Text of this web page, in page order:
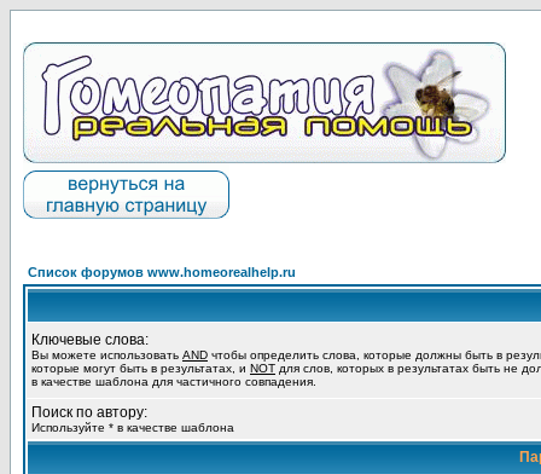
Список форумов www.homeorealhelp.ru
Ключевые слова:
Вы можете использовать AND чтобы определить слова, которые должны быть в
которые могут быть в результатах, и NOT для слов, которых в результатах быть не
в качестве шаблона для частичного совпадения.
Поиск по автору:
Используйте * в качестве шаблона